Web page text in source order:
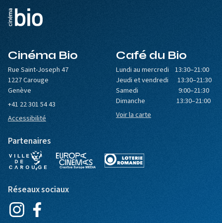
Cinéma Bio
Rue Saint-Joseph 47
1227 Carouge
Genève
+41 22 301 54 43
Accessibilité
Café du Bio
Lundi au mercredi 13:30–21:00
Jeudi et vendredi 13:30–21:30
Samedi 9:00–21:30
Dimanche 13:30–21:00
Voir la carte
Partenaires
Réseaux sociaux